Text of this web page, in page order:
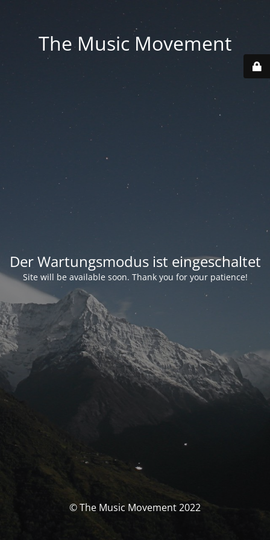
The Music Movement
Der Wartungsmodus ist eingeschaltet
Site will be available soon. Thank you for your patience!
© The Music Movement 2022